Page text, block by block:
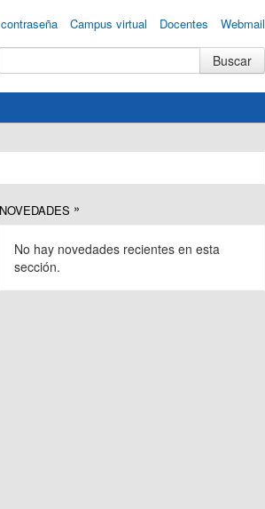
Campus virtual Docentes Webmail
NOVEDADES
No hay novedades recientes en esta
sección.